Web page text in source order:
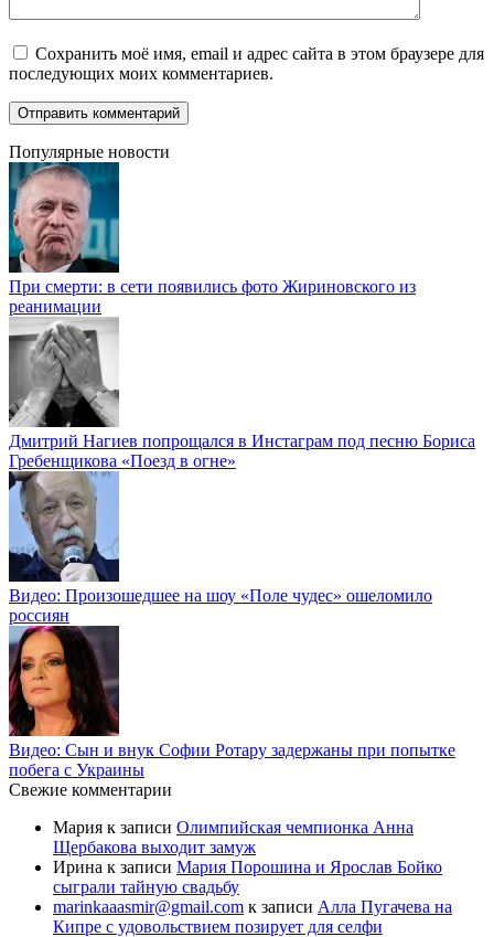
Сохранить моё имя, email и адрес сайта в этом браузере для
последующих моих комментариев.
Популярные новости
При смерти: в сети появились фото Жириновского из
реанимации
Дмитрий Нагиев попрощался в Инстаграм под песню Бориса
Гребенщикова «Поезд в огне»
Видео: Произошедшее на шоу «Поле чудес» ошеломило
россиян
Видео: Сын и внук Софии Ротару задержаны при попытке
побега с Украины
Свежие комментарии
Мария к записи Олимпийская чемпионка Анна
Щербакова выходит замуж
Ирина к записи Мария Порошина и Ярослав Бойко
сыграли тайную свадьбу
marinkaaasmir@gmail.com к записи Алла Пугачева на
Кипре с удовольствием позирует для селфи